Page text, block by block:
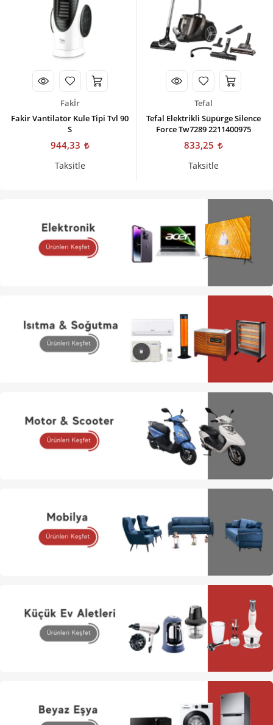
Fakİr
Fakir Vantilatör Kule Tipi Tvl 90
S
944,33
Taksitle
Tefal
Tefal Elektrikli Süpürge Silence
Force Tw7289 2211400975
833,25
Taksitle